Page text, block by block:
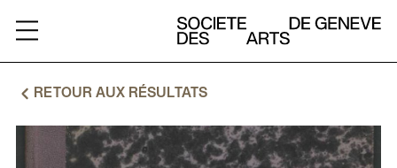
ARCHIVES
PROPOS
RETOUR AUX RÉSULTATS